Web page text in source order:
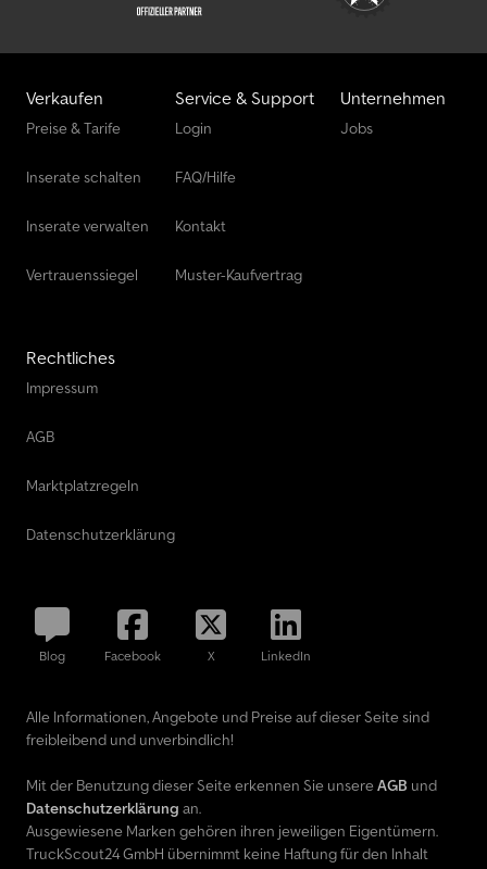
Verkaufen
Preise & Tarife
Inserate schalten
Inserate verwalten
Vertrauenssiegel
Service & Support
Login
FAQ/Hilfe
Kontakt
Muster-Kaufvertrag
Unternehmen
Jobs
Rechtliches
Impressum
AGB
Marktplatzregeln
Datenschutzerklärung
Blog Facebook X LinkedIn
Alle Informationen, Angebote und Preise auf dieser Seite sind
freibleibend und unverbindlich!
Mit der Benutzung dieser Seite erkennen Sie unsere AGB und
Datenschutzerklärung an.
Ausgewiesene Marken gehören ihren jeweiligen Eigentümern.
TruckScout24 GmbH übernimmt keine Haftung für den Inhalt